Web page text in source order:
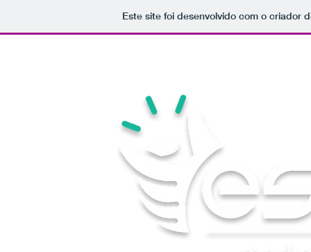
Este site foi desenvolvido com o criador